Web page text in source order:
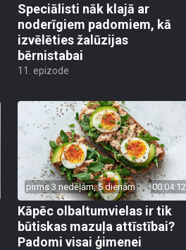
Speciālisti nāk klajā ar
noderīgiem padomiem, kā
izvēlēties žalūzijas
bērnistabai
11. epizode
pirms 3 nedēļām, 5 dienām 00:04:12
Kāpēc olbaltumvielas ir tik
būtiskas mazuļa attīstībai?
Padomi visai ģimenei